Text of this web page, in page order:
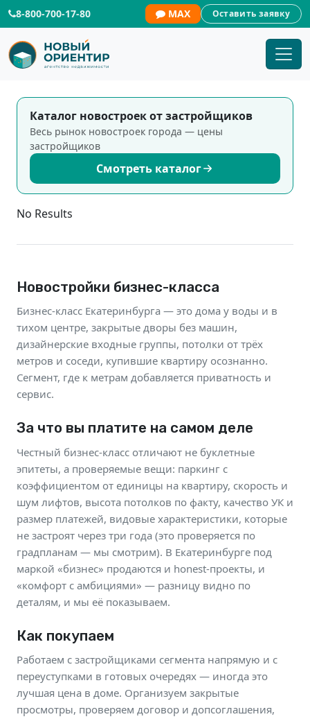
8-800-700-17-80 MAX Оставить заявку
Квартиры бизнес-класса | Новый
Каталог новостроек от застройщиков
Весь рынок новостроек города — цены
застройщиков
Смотреть каталог
No Results
Новостройки бизнес-класса
Бизнес-класс Екатеринбурга — это дома у воды и в
тихом центре, закрытые дворы без машин,
дизайнерские входные группы, потолки от трёх
метров и соседи, купившие квартиру осознанно.
Сегмент, где к метрам добавляется приватность и
сервис.
За что вы платите на самом деле
Честный бизнес-класс отличают не буклетные
эпитеты, а проверяемые вещи: паркинг с
коэффициентом от единицы на квартиру, скорость и
шум лифтов, высота потолков по факту, качество УК и
размер платежей, видовые характеристики, которые
не застроят через три года (это проверяется по
градпланам — мы смотрим). В Екатеринбурге под
маркой «бизнес» продаются и honest-проекты, и
«комфорт с амбициями» — разницу видно по
деталям, и мы её показываем.
Как покупаем
Работаем с застройщиками сегмента напрямую и с
переуступками в готовых очередях — иногда это
лучшая цена в доме. Организуем закрытые
просмотры, проверяем договор и допсоглашения,